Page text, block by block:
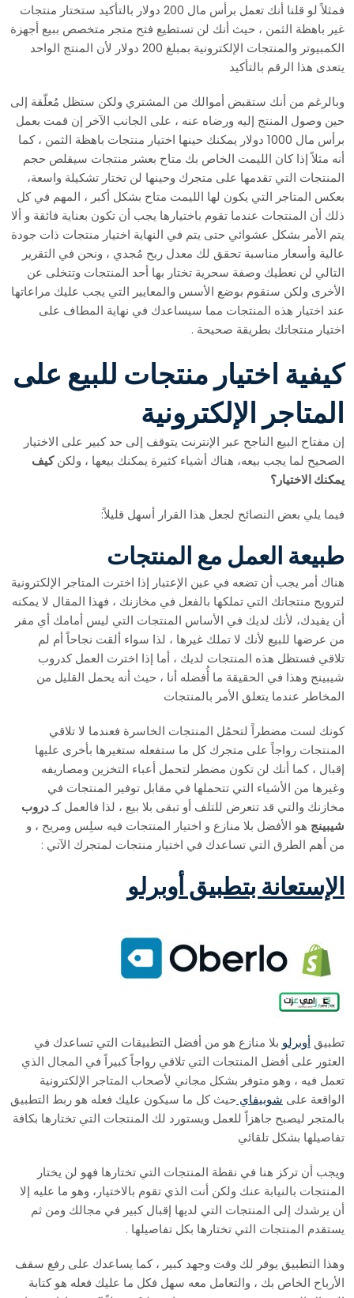
فمثلاً لو قلنا أنك تعمل برأس مال 200 دولار بالتأكيد ستختار منتجات
غير باهظة الثمن ، حيث أنك لن تستطيع فتح متجر متخصص ببيع أجهزة
الكمبيوتر والمنتجات الإلكترونية بمبلغ 200 دولار لأن المنتج الواحد
يتعدى هذا الرقم بالتأكيد
وبالرغم من أنك ستقبض أموالك من المشتري ولكن ستظل مُعلّقة إلى
حين وصول المنتج إليه ورضاه عنه ، على الجانب الآخر إن قمت بعمل
برأس مال 1000 دولار يمكنك حينها اختيار منتجات باهظة الثمن ، كما
أنه مثلاً إذا كان الليمت الخاص بك متاح بعشر منتجات سيقلص حجم
المنتجات التي تقدمها على متجرك وحينها لن تختار تشكيلة واسعة،
بعكس المتاجر التي يكون لها الليمت متاح بشكل أكبر ، المهم في كل
ذلك أن المنتجات عندما تقوم باختيارها يجب أن تكون بعناية فائقة و ألا
يتم الأمر بشكل عشوائي حتى يتم في النهاية اختيار منتجات ذات جودة
عالية وأسعار مناسبة تحقق لك معدل ربح مُجدي ، ونحن في التقرير
التالي لن نعطيك وصفة سحرية تختار بها أحد المنتجات وتتخلى عن
الأخرى ولكن سنقوم بوضع الأسس والمعايير التي يجب عليك مراعاتها
عند اختيار هذه المنتجات مما سيساعدك في نهاية المطاف على
اختيار منتجاتك بطريقة صحيحة .
كيفية اختيار منتجات للبيع على
المتاجر الإلكترونية
إن مفتاح البيع الناجح عبر الإنترنت يتوقف إلى حد كبير على الاختيار
الصحيح لما يجب بيعه، هناك أشياء كثيرة يمكنك بيعها ، ولكنكيف
يمكنك الاختيار؟
فيما يلي بعض النصائح لجعل هذا القرار أسهل قليلاً:
طبيعة العمل مع المنتجات
هناك أمر يجب أن تضعه في عين الإعتبار إذا اخترت المتاجر الإلكترونية
لترويج منتجاتك التي تملكها بالفعل في مخازنك ، فهذا المقال لا يمكنه
أن يفيدك، لأنك لديك في الأساس المنتجات التي ليس أمامك أي مفر
من عرضها للبيع لأنك لا تملك غيرها ، لذا سواء ألقت نجاحاً أم لم
تلاقي فستظل هذه المنتجات لديك ، أما إذا اخترت العمل كدروب
شيبينج وهذا في الحقيقة ما أُفضله أنا ، حيث أنه يحمل القليل من
المخاطر عندما يتعلق الأمر بالمنتجات
كونك لست مضطراً لتحمُل المنتجات الخاسرة فعندما لا تلاقي
المنتجات رواجاً على متجرك كل ما ستفعله ستغيرها بأخرى عليها
إقبال ، كما أنك لن تكون مضطر لتحمل أعباء التخزين ومصاريفه
وغيرها من الأشياء التي تتحملها في مقابل توفير المنتجات في
مخازنك والتي قد تتعرض للتلف أو تبقى بلا بيع ، لذا فالعمل كـدروب
شيبينج هو الأفضل بلا منازع و اختيار المنتجات فيه سلِس ومريح ، و
من أهم الطرق التي تساعدك في اختيار منتجات لمتجرك الآتي :
الإستعانة بتطبيق أوبرلو
تطبيق أوبرلو بلا منازع هو من أفضل التطبيقات التي تساعدك في
العثور على أفضل المنتجات التي تلاقي رواجاً كبيراً في المجال الذي
تعمل فيه ، وهو متوفر بشكل مجاني لأصحاب المتاجر الإلكترونية
الواقعة على شوبيفاي حيث كل ما سيكون عليك فعله هو ربط التطبيق
بالمتجر ليصبح جاهزاً للعمل ويستورد لك المنتجات التي تختارها بكافة
تفاصيلها بشكل تلقائي
ويجب أن تركز هنا في نقطة المنتجات التي تختارها فهو لن يختار
المنتجات بالنيابة عنك ولكن أنت الذي تقوم بالاختيار، وهو ما عليه إلا
أن يرشدك إلى المنتجات التي لديها إقبال كبير في مجالك ومن ثم
يستقدم المنتجات التي تختارها بكل تفاصيلها .
وهذا التطبيق يوفر لك وقت وجهد كبير ، كما يساعدك على رفع سقف
الأرباح الخاص بك ، والتعامل معه سهل فكل ما عليك فعله هو كتابة